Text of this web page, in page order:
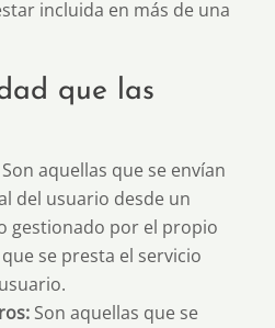
incluida en más de una
que las
Son aquellas que se envían
del usuario desde un
gestionado por el propio
se presta el servicio
Son aquellas que se